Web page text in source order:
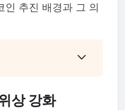
인 추진 배경과 그 의
상 강화